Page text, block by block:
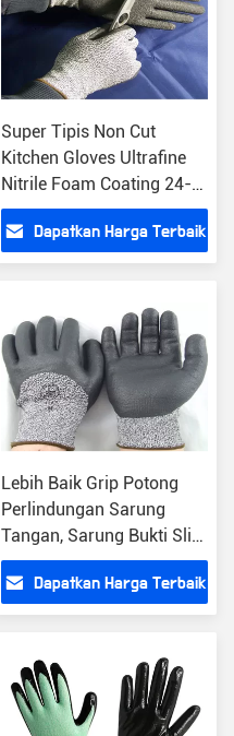
Super Tipis Non Cut
Kitchen Gloves Ultrafine
Nitrile Foam Coating 24-
26cm Panjang
Dapatkan Harga Terbaik
Lebih Baik Grip Potong
Perlindungan Sarung
Tangan, Sarung Bukti Slip
Ultrafine Nitrile Foam
CoatingDapatkan Harga Terbaik